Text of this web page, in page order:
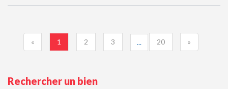
« 1 2 3 ... 20 »
Rechercher un bien